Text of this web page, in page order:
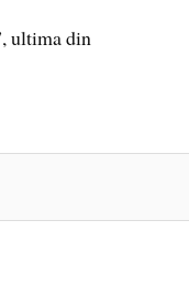
ultima din